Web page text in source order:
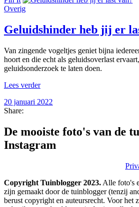
Overig
Geluidshinder heb jij er
Van zingende vogeltjes geniet bijna
hoort en die echt als geluidsoverlast
geluidsonderzoek te laten doen.
Lees verder
20 januari 2022
Share:
De mooiste foto's van de
Instagram
Copyright Tuinblogger 2023. Alle foto's
zijn gemaakt door de tuinblogger (tenzij
berust copyright en auteursrecht. Voor het